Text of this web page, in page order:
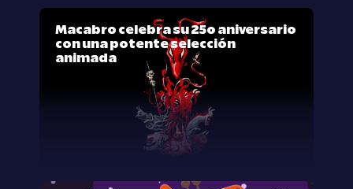
Macabro celebra su 25º aniversario
con una potente selección
animada